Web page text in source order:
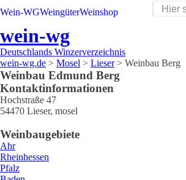
Wein-WGWeingüterWeinshop
wein-wg
Deutschlands Winzerverzeichnis
wein-wg.de > Mosel > Lieser> Weinbau Berg
Weinbau Edmund Berg
Kontaktinformationen
Hochstraße 47
54470 Lieser, mosel
Weinbaugebiete
Ahr
Rheinhessen
Pfalz